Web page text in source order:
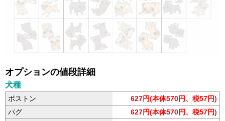
オプションの値段詳細
犬種
ボストン
627円(本体570円、税57円)
パグ
627円(本体570円、税57円)